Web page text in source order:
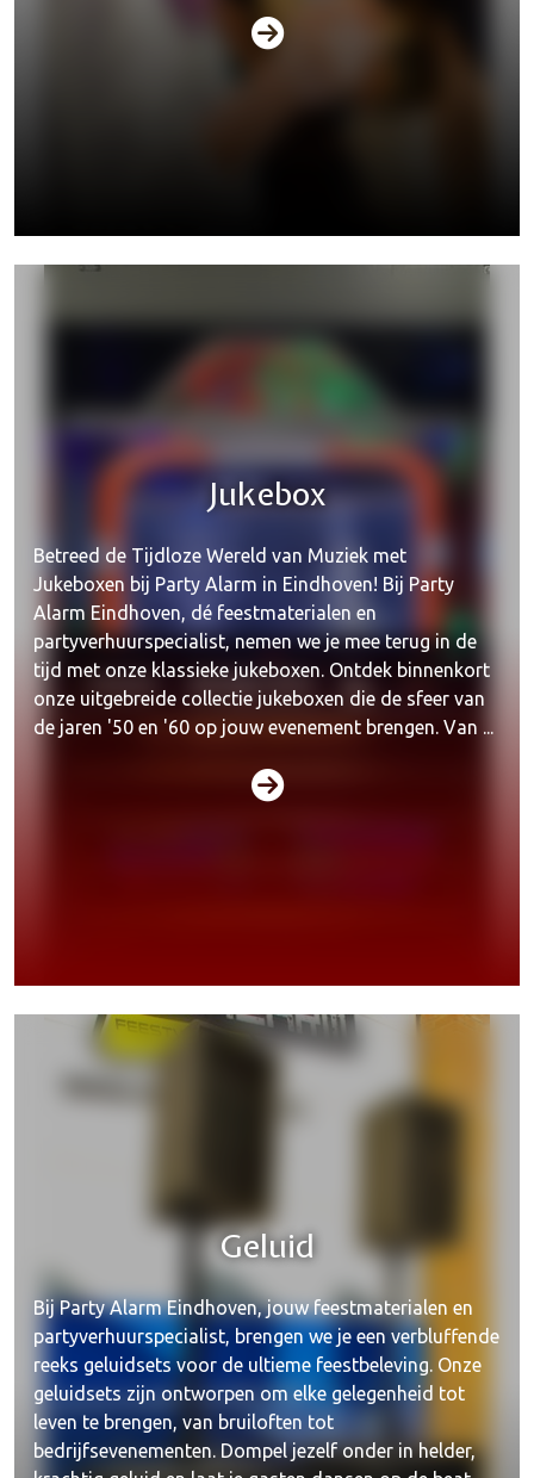
Jukebox
Betreed de Tijdloze Wereld van Muziek met
Jukeboxen bij Party Alarm in Eindhoven! Bij Party
Alarm Eindhoven, dé feestmaterialen en
partyverhuurspecialist, nemen we je mee terug in de
tijd met onze klassieke jukeboxen. Ontdek binnenkort
onze uitgebreide collectie jukeboxen die de sfeer van
de jaren '50 en '60 op jouw evenement brengen. Van ...
Geluid
Bij Party Alarm Eindhoven, jouw feestmaterialen en
partyverhuurspecialist, brengen we je een verbluffende
reeks geluidsets voor de ultieme feestbeleving. Onze
geluidsets zijn ontworpen om elke gelegenheid tot
leven te brengen, van bruiloften tot
bedrijfsevenementen. Dompel jezelf onder in helder,